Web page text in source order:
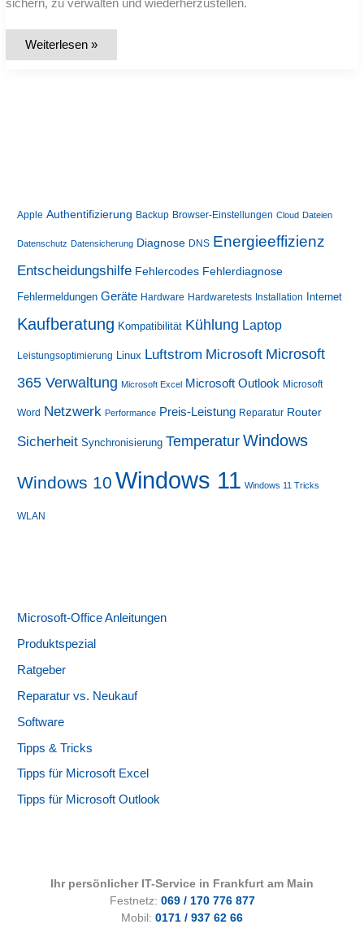
sichern, zu verwalten und wiederherzustellen.
Systemregistrierung
Weiterlesen »
Apple Authentifizierung Backup Browser-Einstellungen Cloud Dateien
Datenschutz Datensicherung Diagnose DNS Energieeffizienz
Entscheidungshilfe Fehlercodes Fehlerdiagnose
Fehlermeldungen Geräte Hardware Hardwaretests Installation Internet
Kaufberatung Kompatibilität Kühlung Laptop
Leistungsoptimierung Linux Luftstrom Microsoft Microsoft
365 Verwaltung Microsoft Excel Microsoft Outlook Microsoft
Word Netzwerk Performance Preis-Leistung Reparatur Router
Sicherheit Synchronisierung Temperatur Windows
Windows 10 Windows 11 Windows 11 Tricks
WLAN
Microsoft-Office Anleitungen
Produktspezial
Ratgeber
Reparatur vs. Neukauf
Software
Tipps & Tricks
Tipps für Microsoft Excel
Tipps für Microsoft Outlook
Ihr persönlicher IT-Service in Frankfurt am Main
Festnetz: 069 / 170 776 877
Mobil: 0171 / 937 62 66